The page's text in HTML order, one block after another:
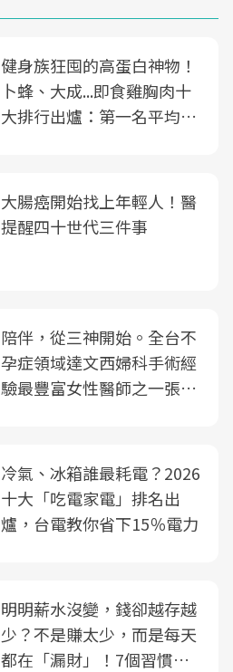
健身族狂囤的高蛋白神物！
卜蜂、大成...即食雞胸肉十
大排行出爐：第一名平均一
大腸癌開始找上年輕人！醫
提醒四十世代三件事
陪伴，從三神開始。全台不
孕症領域達文西婦科手術經
驗最豐富女性醫師之一張永
光田醫院建構360度女性健
康照護生態圈
冷氣、冰箱誰最耗電？2026
十大「吃電家電」排名出
爐，台電教你省下15％電力
明明薪水沒變，錢卻越存越
少？不是賺太少，而是每天
都在「漏財」！7個習慣一